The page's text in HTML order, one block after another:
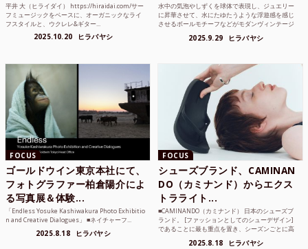
平井 大（ヒライダイ） https://hiraidai.com/サー
フミュージックをベースに、オーガニックなライ
フスタイルと、ウクレレ&ギター...
2025.10.20 ヒラバヤシ
水中の気泡やしずくを球体で表現し、ジュエリー
に昇華させて、水にたゆたうような浮遊感を感じ
させるボールモチーフなどがモダンヴィンテージ
2025.9.29 ヒラバヤシ
FOCUS
ゴールドウイン東京本社にて、
フォトグラファー柏倉陽介によ
る写真展＆体験...
「Endless Yosuke Kashiwakura Photo Exhibitio
n and Creative Dialogues」 ■ネイチャーフ...
2025.8.18 ヒラバヤシ
FOCUS
シューズブランド、CAMINAN
DO（カミナンド）からエクス
トラライト...
■CAMINANDO（カミナンド） 日本のシューズブ
ランド。 [ファッションとしてのシューデザイン]
であることに最も重点を置き、シーズンごとに高
2025.8.18 ヒラバヤシ